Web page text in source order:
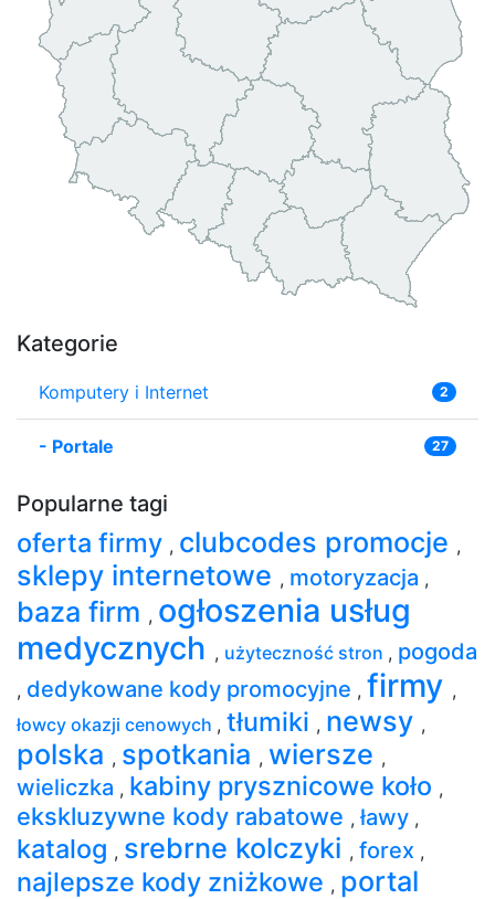
Kategorie
Komputery i Internet 2
- Portale 27
Popularne tagi
oferta firmy , clubcodes promocje ,
sklepy internetowe , motoryzacja ,
baza firm , ogłoszenia usług
medycznych , użyteczność stron , pogoda
, dedykowane kody promocyjne , firmy ,
łowcy okazji cenowych , tłumiki , newsy ,
polska , spotkania , wiersze ,
wieliczka , kabiny prysznicowe koło ,
ekskluzywne kody rabatowe , ławy ,
katalog , srebrne kolczyki , forex ,
najlepsze kody zniżkowe , portal